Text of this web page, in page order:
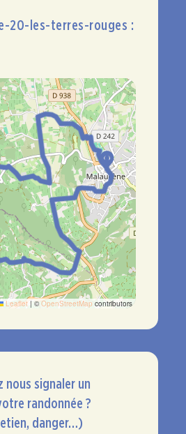
20-les-terres-rouges :
Leaflet |©OpenStreetMap contributors
nous signaler un
randonnée ?
danger…)